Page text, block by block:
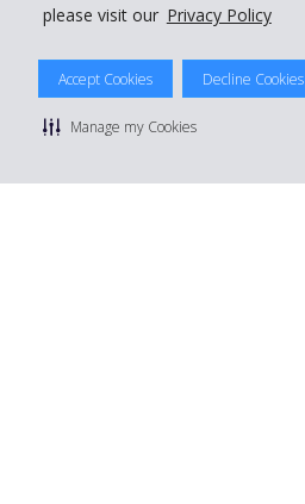
please visit our Privacy Policy
Accept Cookies Decline Cookies
Manage my Cookies
Politique de confidentialité
Conditions de location
Gérer mes cookies